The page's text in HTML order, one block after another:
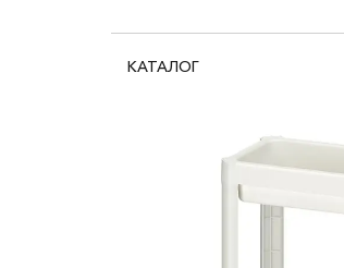
КАТАЛОГ